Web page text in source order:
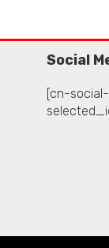
Social
[cn-